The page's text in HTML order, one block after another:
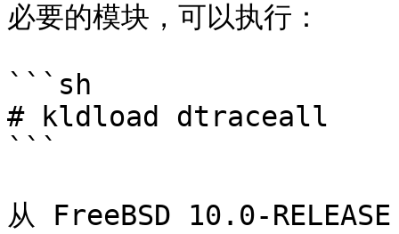
必要的模块，可以执行：
```sh
# kldload dtraceall
```
从 FreeBSD 10.0-